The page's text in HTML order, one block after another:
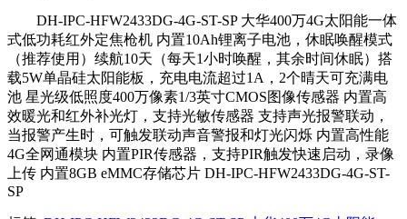
DH-IPC-HFW2433DG-4G-ST-SP 大华400万4G太阳能一体
式低功耗红外定焦枪机 内置10Ah锂离子电池，休眠唤醒模式
（推荐使用）续航10天（每天1小时唤醒，其余时间休眠）搭
载5W单晶硅太阳能板，充电电流超过1A，2个晴天可充满电
池 星光级低照度400万像素1/3英寸CMOS图像传感器 内置高
效暖光和红外补光灯，支持光敏传感器 支持声光报警联动，
当报警产生时，可触发联动声音警报和灯光闪烁 内置高性能
4G全网通模块 内置PIR传感器，支持PIR触发快速启动，录像
上传 内置8GB eMMC存储芯片 DH-IPC-HFW2433DG-4G-ST-
SP